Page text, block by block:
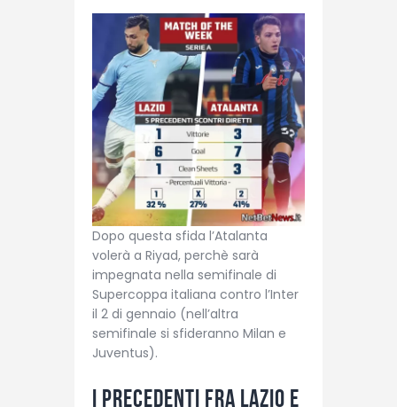
Dopo questa sfida l’Atalanta
volerà a Riyad, perchè sarà
impegnata nella semifinale di
Supercoppa italiana contro l’Inter
il 2 di gennaio (nell’altra
semifinale si sfideranno Milan e
Juventus).
I precedenti fra Lazio e